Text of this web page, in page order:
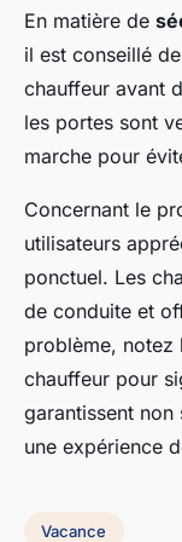
En matière de
il est conseillé
chauffeur avant
les portes sont
marche pour
Concernant le
utilisateurs
ponctuel. Les
de conduite et
problème, notez
chauffeur pour
garantissent non
une expérience
Vacance